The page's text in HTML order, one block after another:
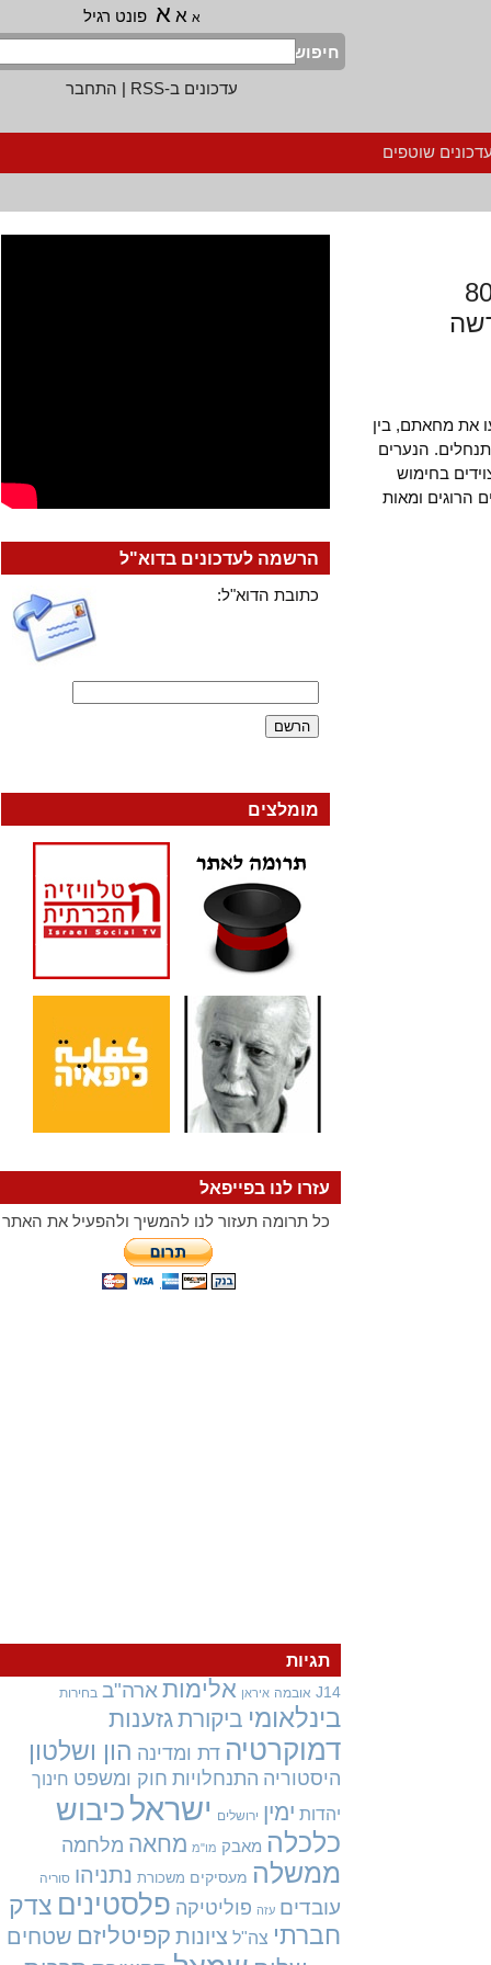
א א פונט רגיל
חיפוש
עדכונים ב-RSS
|התחבר
שוטפים
מחאתם, בין
הנערים
בחימוש
ומאות
הרשמה לעדכונים בדוא"ל
כתובת הדוא"ל:
מומלצים
עזרו לנו בפייפאל
כל תרומה תעזור לנו להמשיך ולהפעיל את האתר
תגיות
J14 אובמה איראן אלימות ארה"ב בחירות
בינלאומיביקורתגזענות
דמוקרטיה דת ומדינההון ושלטון
היסטוריה התנחלויות חוק ומשפט חינוך
יהדות ימין ירושלים ישראלכיבוש
כלכלה מאבק מו"מ מחאהמלחמה
ממשלה מעסיקים משכורת נתניהו סוריה
עובדים עזה פוליטיקה פלסטיניםצדק
חברתי צה"ל ציונותקפיטליזםשטחים